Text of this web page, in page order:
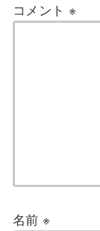
コメント ※
名前 ※